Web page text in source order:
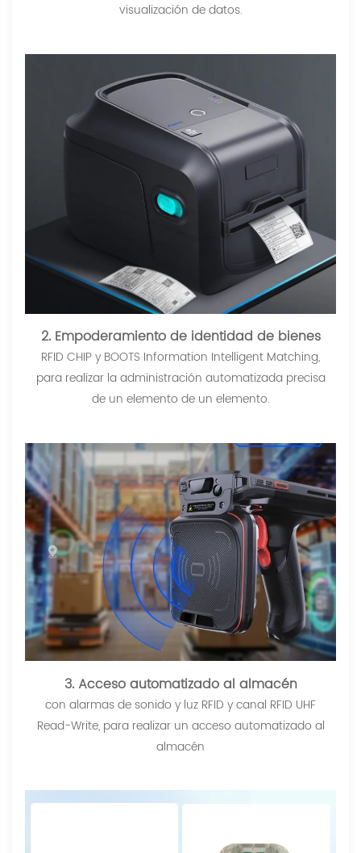
visualización de datos.
2. Empoderamiento de identidad de bienes
RFID CHIP y BOOTS Information Intelligent Matching,
para realizar la administración automatizada precisa
de un elemento de un elemento.
3. Acceso automatizado al almacén
con alarmas de sonido y luz RFID y canal RFID UHF
Read-Write, para realizar un acceso automatizado al
almacén